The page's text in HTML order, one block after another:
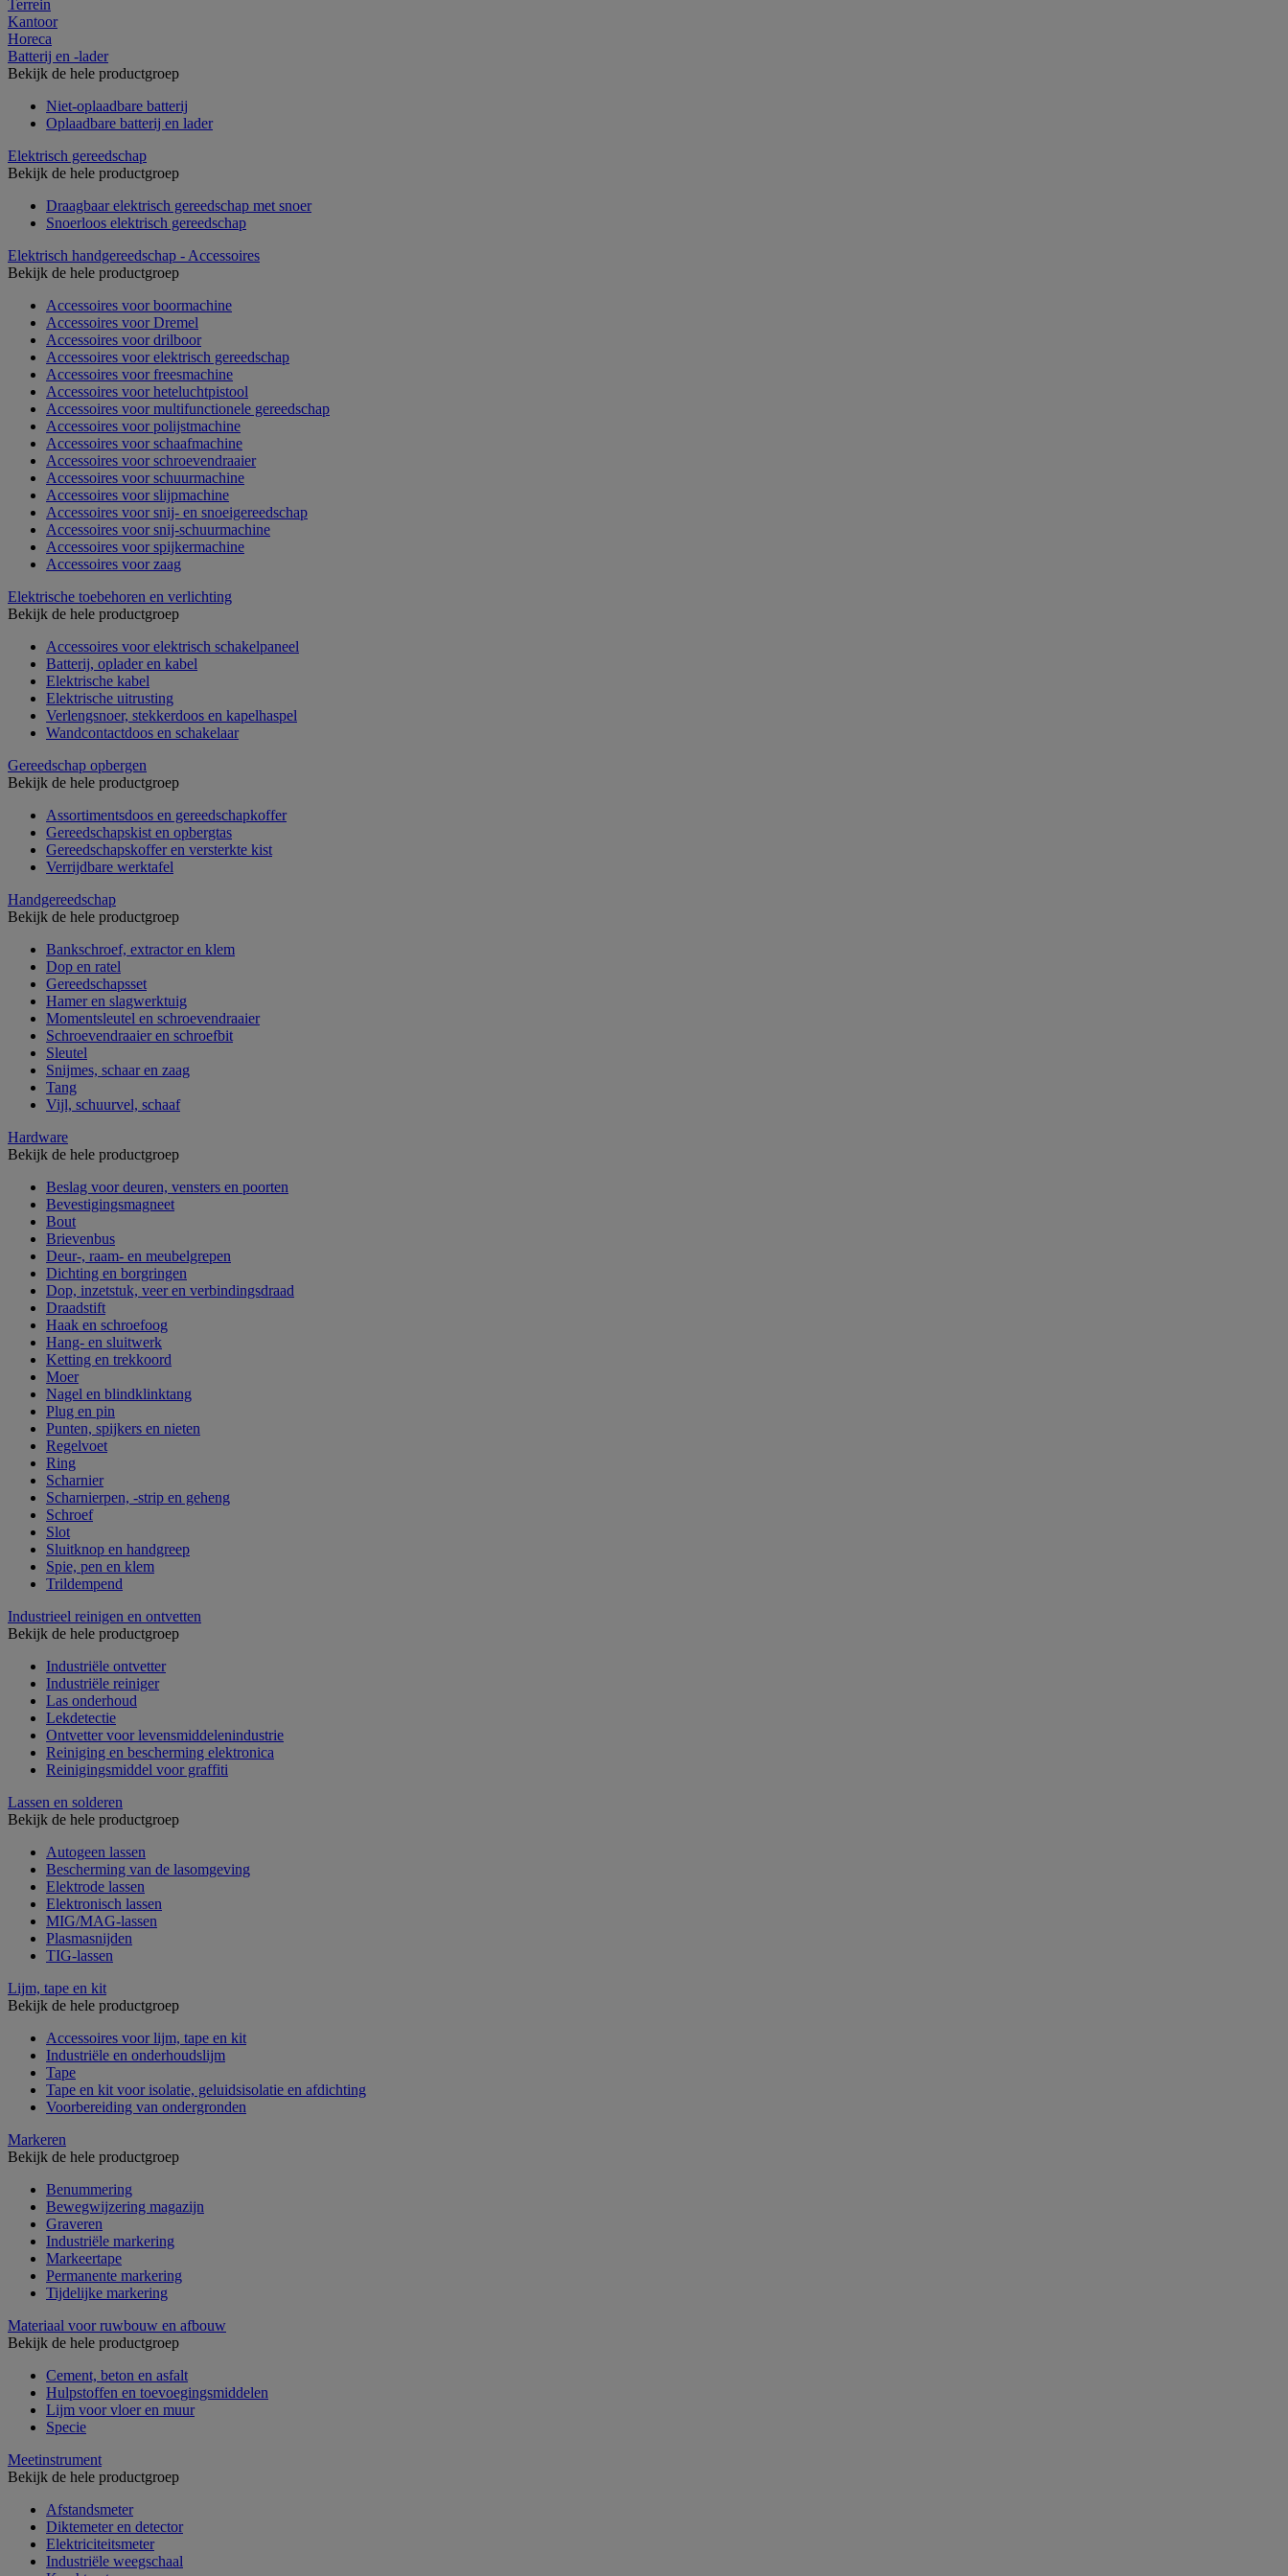
Terrein
Kantoor
Horeca
Batterij en -lader
Bekijk de hele productgroep
Niet-oplaadbare batterij
Oplaadbare batterij en lader
Elektrisch gereedschap
Bekijk de hele productgroep
Draagbaar elektrisch gereedschap met snoer
Snoerloos elektrisch gereedschap
Elektrisch handgereedschap - Accessoires
Bekijk de hele productgroep
Accessoires voor boormachine
Accessoires voor Dremel
Accessoires voor drilboor
Accessoires voor elektrisch gereedschap
Accessoires voor freesmachine
Accessoires voor heteluchtpistool
Accessoires voor multifunctionele gereedschap
Accessoires voor polijstmachine
Accessoires voor schaafmachine
Accessoires voor schroevendraaier
Accessoires voor schuurmachine
Accessoires voor slijpmachine
Accessoires voor snij- en snoeigereedschap
Accessoires voor snij-schuurmachine
Accessoires voor spijkermachine
Accessoires voor zaag
Elektrische toebehoren en verlichting
Bekijk de hele productgroep
Accessoires voor elektrisch schakelpaneel
Batterij, oplader en kabel
Elektrische kabel
Elektrische uitrusting
Verlengsnoer, stekkerdoos en kapelhaspel
Wandcontactdoos en schakelaar
Gereedschap opbergen
Bekijk de hele productgroep
Assortimentsdoos en gereedschapkoffer
Gereedschapskist en opbergtas
Gereedschapskoffer en versterkte kist
Verrijdbare werktafel
Handgereedschap
Bekijk de hele productgroep
Bankschroef, extractor en klem
Dop en ratel
Gereedschapsset
Hamer en slagwerktuig
Momentsleutel en schroevendraaier
Schroevendraaier en schroefbit
Sleutel
Snijmes, schaar en zaag
Tang
Vijl, schuurvel, schaaf
Hardware
Bekijk de hele productgroep
Beslag voor deuren, vensters en poorten
Bevestigingsmagneet
Bout
Brievenbus
Deur-, raam- en meubelgrepen
Dichting en borgringen
Dop, inzetstuk, veer en verbindingsdraad
Draadstift
Haak en schroefoog
Hang- en sluitwerk
Ketting en trekkoord
Moer
Nagel en blindklinktang
Plug en pin
Punten, spijkers en nieten
Regelvoet
Ring
Scharnier
Scharnierpen, -strip en geheng
Schroef
Slot
Sluitknop en handgreep
Spie, pen en klem
Trildempend
Industrieel reinigen en ontvetten
Bekijk de hele productgroep
Industriële ontvetter
Industriële reiniger
Las onderhoud
Lekdetectie
Ontvetter voor levensmiddelenindustrie
Reiniging en bescherming elektronica
Reinigingsmiddel voor graffiti
Lassen en solderen
Bekijk de hele productgroep
Autogeen lassen
Bescherming van de lasomgeving
Elektrode lassen
Elektronisch lassen
MIG/MAG-lassen
Plasmasnijden
TIG-lassen
Lijm, tape en kit
Bekijk de hele productgroep
Accessoires voor lijm, tape en kit
Industriële en onderhoudslijm
Tape
Tape en kit voor isolatie, geluidsisolatie en afdichting
Voorbereiding van ondergronden
Markeren
Bekijk de hele productgroep
Benummering
Bewegwijzering magazijn
Graveren
Industriële markering
Markeertape
Permanente markering
Tijdelijke markering
Materiaal voor ruwbouw en afbouw
Bekijk de hele productgroep
Cement, beton en asfalt
Hulpstoffen en toevoegingsmiddelen
Lijm voor vloer en muur
Specie
Meetinstrument
Bekijk de hele productgroep
Afstandsmeter
Diktemeter en detector
Elektriciteitsmeter
Industriële weegschaal